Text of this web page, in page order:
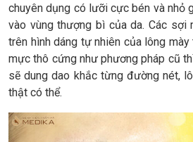
chuyên dụng có lưỡi cực bén và nhỏ
vào vùng thượng bì của da. Các
trên hình dáng tự nhiên của lông
mực thô cứng như phương pháp cũ
sẽ dung dao khắc từng đường nét,
thật có thể.